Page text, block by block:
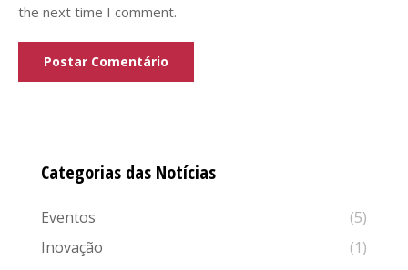
the next time I comment.
Postar Comentário
Categorias das Notícias
Eventos
(5)
Inovação
(1)